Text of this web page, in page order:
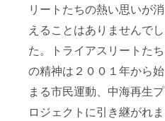
リートたちの熱い思いが消
えることはありませんでし
た。トライアスリートたち
の精神は２００１年から始
まる市民運動、中海再生プ
ロジェクトに引き継がれま